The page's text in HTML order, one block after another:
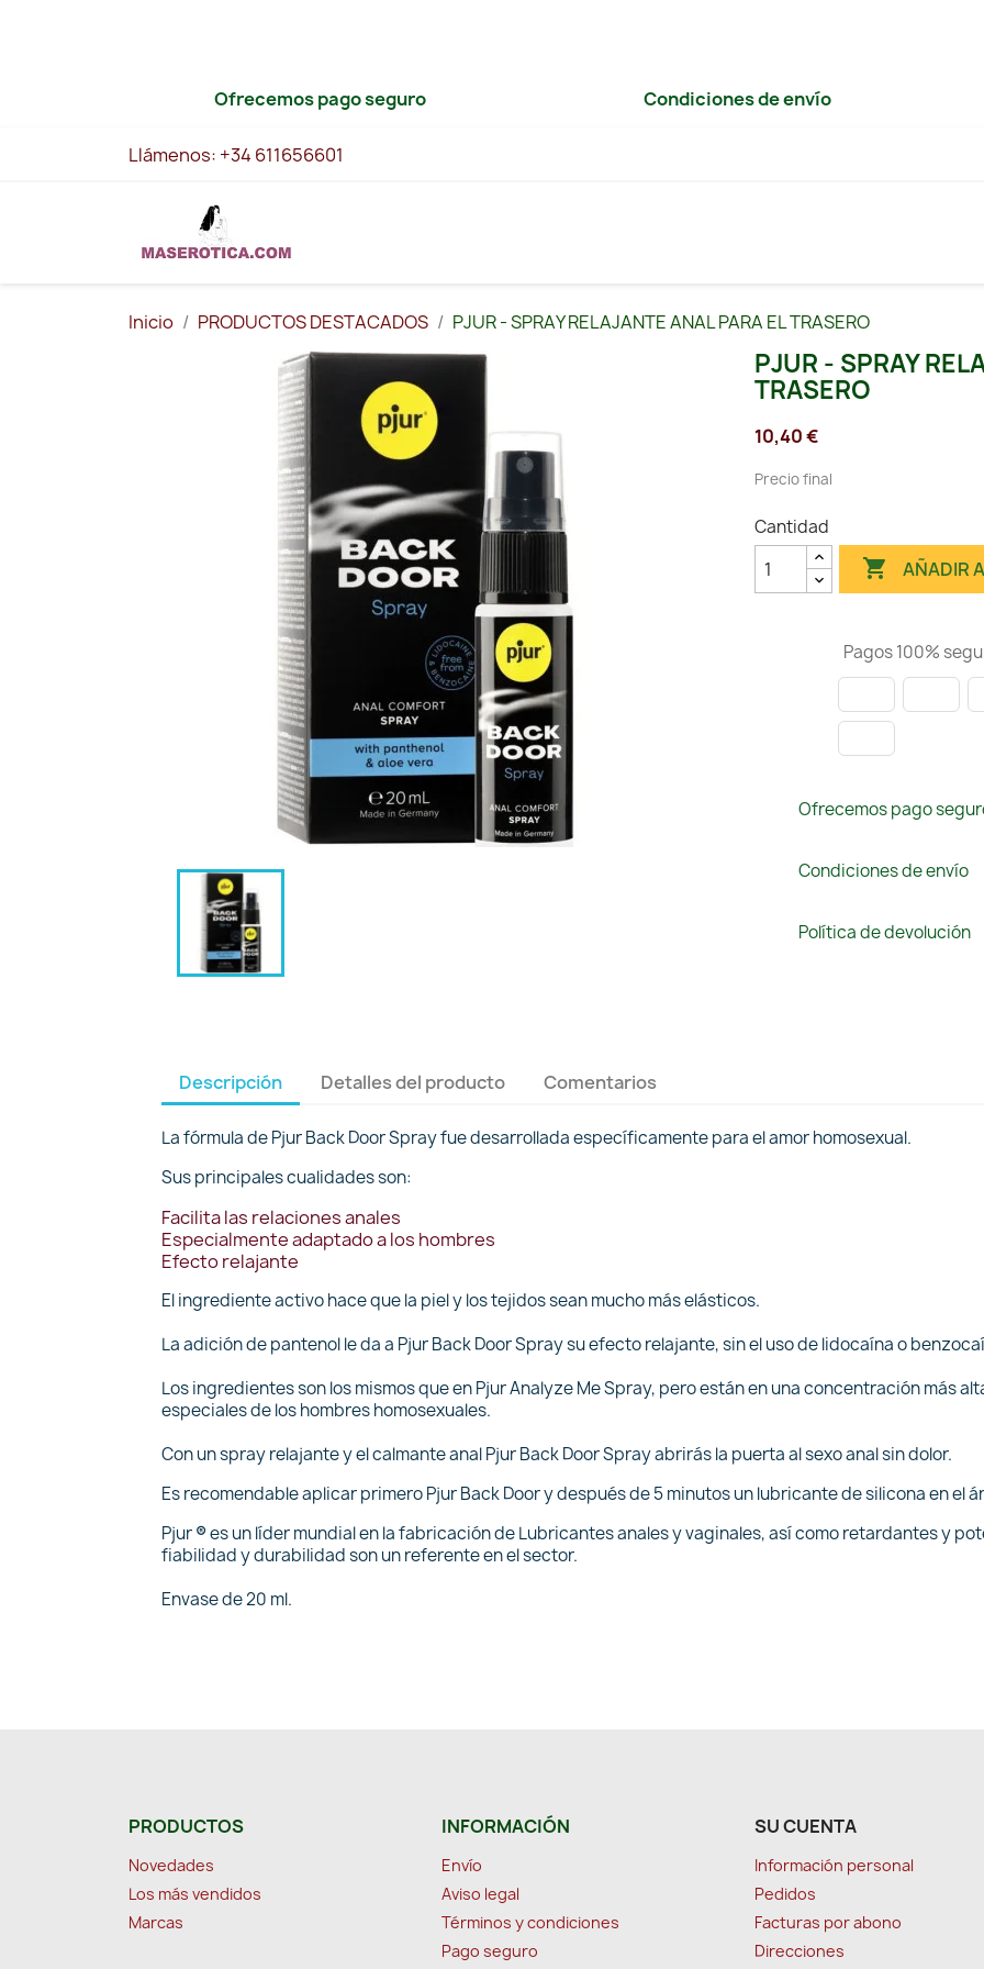
Ofrecemos pago seguro Condiciones de envío
Llámenos: +34 611656601
Inicio PRODUCTOS DESTACADOS PJUR - SPRAY RELAJANTE ANAL PARA EL TRASERO
PJUR - SPRAY
TRASERO
10,40 €
Precio final
Cantidad
 AÑADIR
Pagos 100%
Ofrecemos pago
Condiciones de envío
Política de devolución
Descripción Detalles del producto Comentarios
La fórmula de Pjur Back Door Spray fue desarrollada específicamente para el amor homosexual.
Sus principales cualidades son:
Facilita las relaciones anales
Especialmente adaptado a los hombres
Efecto relajante
El ingrediente activo hace que la piel y los tejidos sean mucho más elásticos.
La adición de pantenol le da a Pjur Back Door Spray su efecto relajante, sin el uso de lidocaína o
Los ingredientes son los mismos que en Pjur Analyze Me Spray, pero están en una concentración más
especiales de los hombres homosexuales.
Con un spray relajante y el calmante anal Pjur Back Door Spray abrirás la puerta al sexo anal sin dolor.
Es recomendable aplicar primero Pjur Back Door y después de 5 minutos un lubricante de silicona en el
Pjur®es un líder mundial en la fabricación de Lubricantes anales y vaginales, así como retardantes y
fiabilidad y durabilidad son un referente en el sector.
Envase de 20 ml.
PRODUCTOS
Novedades
Los más vendidos
Marcas
INFORMACIÓN
Envío
Aviso legal
Términos y condiciones
Pago seguro
SU CUENTA
Información personal
Pedidos
Facturas por abono
Direcciones